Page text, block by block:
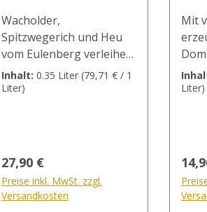
Wacholder,
Spitzwegerich und Heu
vom Eulenberg verleihen
unserem Gin das
einzigartige Bukett. Ob
Hausbar fehlen. Unsere
Cocktailempfehlung: Gin
- SUMMER: 15 cl
Sommertraum 10 cl Soda
Inhalt: 0.35 Liter (79,71 € / 1
Liter)
Regulärer Preis:
27,90 €
Preise inkl. MwSt. zzgl.
Versandkosten
Mit
Und
Liter)